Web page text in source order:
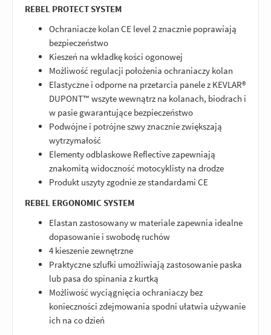
REBEL PROTECT SYSTEM
Ochraniacze kolan CE level 2 znacznie poprawiają
bezpieczeństwo
Kieszeń na wkładkę kości ogonowej
Możliwość regulacji położenia ochraniaczy kolan
Elastyczne i odporne na przetarcia panele z KEVLAR®
DUPONT™ wszyte wewnątrz na kolanach, biodrach i
w pasie gwarantujące bezpieczeństwo
Podwójne i potrójne szwy znacznie zwiększają
wytrzymałość
Elementy odblaskowe Reflective zapewniają
znakomitą widoczność motocyklisty na drodze
Produkt uszyty zgodnie ze standardami CE
REBEL ERGONOMIC SYSTEM
Elastan zastosowany w materiale zapewnia idealne
dopasowanie i swobodę ruchów
4 kieszenie zewnętrzne
Praktyczne szlufki umożliwiają zastosowanie paska
lub pasa do spinania z kurtką
Możliwość wyciągnięcia ochraniaczy bez
konieczności zdejmowania spodni ułatwia używanie
ich na co dzień